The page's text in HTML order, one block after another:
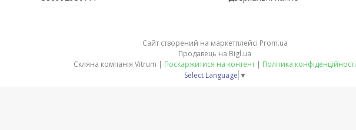
Сайт створений на маркетплейсі Prom.ua
Продавець на Bigl.ua
Поскаржитися на контент
Політика конфіденційності
Select Language ▼